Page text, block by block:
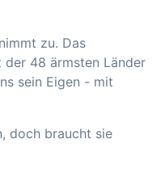
zu. Das
48 ärmsten Länder
sein Eigen - mit
doch braucht sie